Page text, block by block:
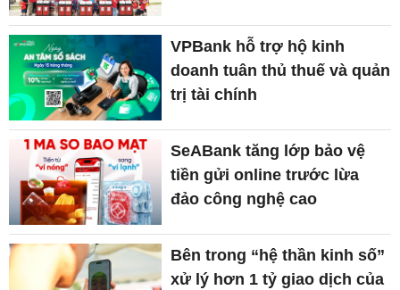
VPBank hỗ trợ hộ kinh
doanh tuân thủ thuế và quản
trị tài chính
SeABank tăng lớp bảo vệ
tiền gửi online trước lừa
đảo công nghệ cao
Bên trong “hệ thần kinh số”
xử lý hơn 1 tỷ giao dịch của